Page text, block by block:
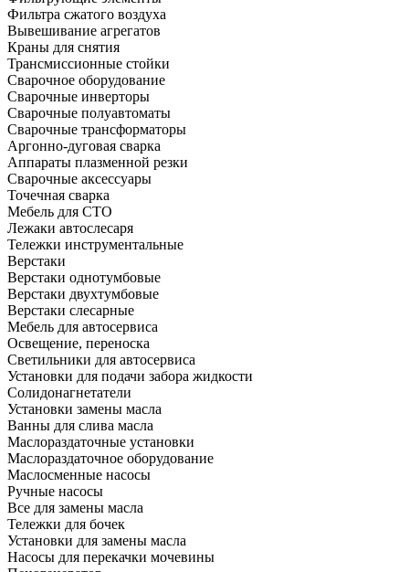
Фильтра сжатого воздуха
Вывешивание агрегатов
Краны для снятия
Трансмиссионные стойки
Сварочное оборудование
Сварочные инверторы
Сварочные полуавтоматы
Сварочные трансформаторы
Аргонно-дуговая сварка
Аппараты плазменной резки
Сварочные аксессуары
Точечная сварка
Мебель для СТО
Лежаки автослесаря
Тележки инструментальные
Верстаки
Верстаки однотумбовые
Верстаки двухтумбовые
Верстаки слесарные
Мебель для автосервиса
Освещение, переноска
Светильники для автосервиса
Установки для подачи забора жидкости
Солидонагнетатели
Установки замены масла
Ванны для слива масла
Маслораздаточные установки
Маслораздаточное оборудование
Маслосменные насосы
Ручные насосы
Все для замены масла
Тележки для бочек
Установки для замены масла
Насосы для перекачки мочевины